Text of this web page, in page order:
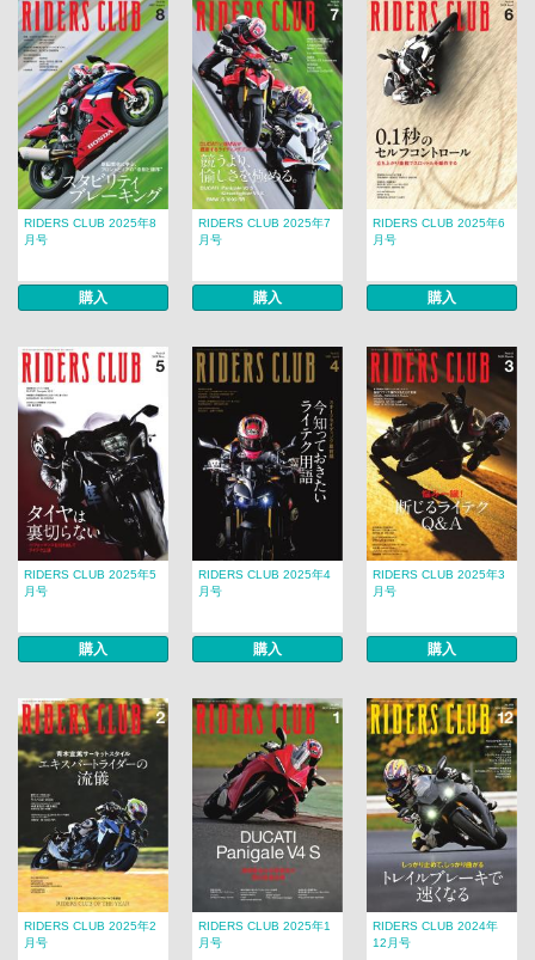
RIDERS CLUB 2025年8
月号
購入
RIDERS CLUB 2025年7
月号
購入
RIDERS CLUB 2025年6
月号
購入
RIDERS CLUB 2025年5
月号
購入
RIDERS CLUB 2025年4
月号
購入
RIDERS CLUB 2025年3
月号
購入
RIDERS CLUB 2025年2
月号
RIDERS CLUB 2025年1
月号
RIDERS CLUB 2024年
12月号